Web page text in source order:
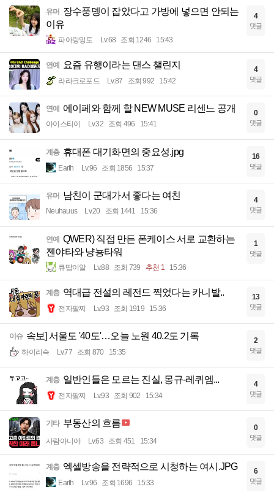
유머 장수풍뎅이 잡았다고 가방에 넣으면 안되는
이유
파아랑망토 Lv.68 조회 1246 15:43
4
댓글
연예 요즘 유행이라는 댄스 챌린지
라라크로포드 Lv.87 조회 992 15:42
4
댓글
연예 에이페와 함께 할 NEW MUSE 리센느 공개
아이스티이 Lv.32 조회 496 15:41
0
댓글
계층 휴대폰 대기화면의 중요성.jpg
Earth Lv.96 조회 1856 15:37
16
댓글
유머 남친이 군대가서 좋다는 여친
Neuhauus Lv.20 조회 1441 15:36
4
댓글
연예 QWER) 직접 만든 폰케이스 서로 교환하는
젠야타와 냥뇽타워
큐땁이알 Lv.88 조회 739 추천 1 15:36
1
댓글
계층 역대급 전설의 레전드 찍었다는 카니발..
전자팔찌 Lv.93 조회 1919 15:36
13
댓글
이슈 속보] 서울도 '40도'…오늘 노원 40.2도 기록
하이리슥 Lv.77 조회 870 15:35
2
댓글
계층 일반인들은 모르는 진실, 몽규-레퀴엠...
전자팔찌 Lv.93 조회 902 15:34
4
댓글
기타 부동산의 흐름
사람아니야 Lv.63 조회 451 15:34
0
댓글
계층 엑셀방송을 전략적으로 시청하는 여시.JPG
Earth Lv.96 조회 1696 15:33
6
댓글